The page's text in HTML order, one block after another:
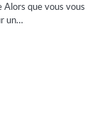
que vous vous
un…